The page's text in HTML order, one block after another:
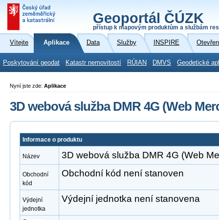
Geoportál ČÚZK
přístup k mapovým produktům a službám
Vítejte Aplikace Data Služby INSPIRE
Poskytování geodat Katastr nemovitostí RÚIAN DMVS Geodetické
Nyní jste zde: Aplikace
3D webová služba DMR 4G (Web
Informace o produktu
Název 3D webová služba DMR 4G (Web
Obchodní
kód
Obchodní kód není stanoven
Výdejní
jednotka
Výdejní jednotka není stanovena